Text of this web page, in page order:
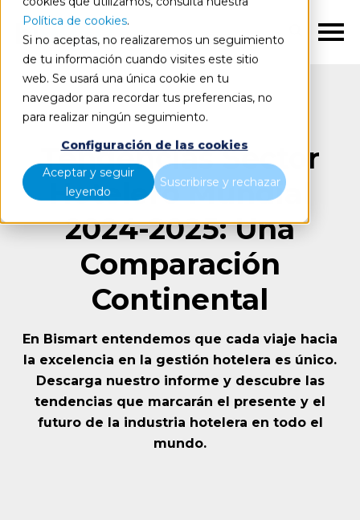
Política de cookies.
Si no aceptas, no realizaremos un seguimiento
de tu información cuando visites este sitio
web. Se usará una única cookie en tu
navegador para recordar tus preferencias, no
para realizar ningún seguimiento.
Configuración de las cookies
Aceptar y seguir
leyendo
Suscribirse y rechazar
ES
Tendencias Sector
Hotelero Mundial
2024-2025: Una
Comparación
Continental
En Bismart entendemos que cada viaje hacia
la excelencia en la gestión hotelera es único.
Descarga nuestro informe y descubre las
tendencias que marcarán el presente y el
futuro de la industria hotelera en todo el
mundo.